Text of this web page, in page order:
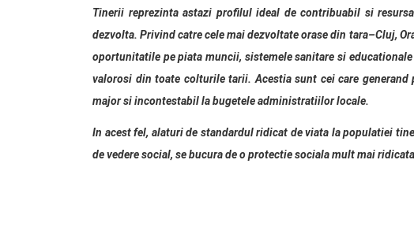
Tinerii reprezinta astazi profilul ideal de contribuabil si
dezvolta. Privind catre cele mai dezvoltate orase din tara–Cluj,
oportunitatile pe piata muncii, sistemele sanitare si
valorosi din toate colturile tarii. Acestia sunt cei care
major si incontestabil la bugetele administratiilor locale.
In acest fel, alaturi de standardul ridicat de viata la populatiei
de vedere social, se bucura de o protectie sociala mult mai